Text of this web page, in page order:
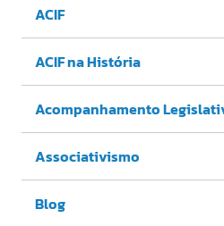
ACIF
ACIF na História
Acompanhamento
Associativismo
Blog